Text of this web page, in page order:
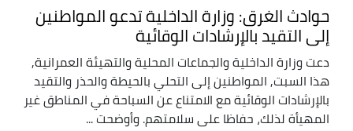
حوادث الغرق: وزارة الداخلية تدعو المواطنين
إلى التقيد بالإرشادات الوقائية
دعت وزارة الداخلية والجماعات المحلية والتهيئة العمرانية,
هذا السبت, المواطنين إلى التحلي بالحيطة والحذر والتقيد
بالإرشادات الوقائية مع الامتناع عن السباحة في المناطق غير
المهيأة لذلك، حفاظا على سلامتهم. وأوضحت ...